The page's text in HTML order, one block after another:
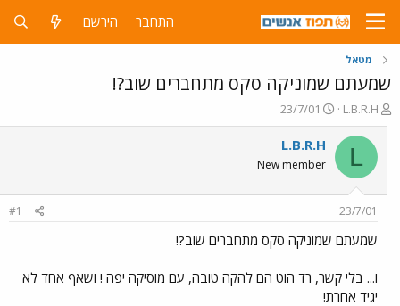
התחבר הירשם
מטאל
שמעתם שמוניקה סקס מתחברים שוב?!
פ
ו
ת
ח
ה
ש
א
L.B.R.H
פ
ו
ר
ם
ר
23/7/01
L
L.B.R.H
New member
23/7/01
#1
שמעתם שמוניקה סקס מתחברים שוב?!
ו... בלי קשר, רד הוט הם להקה טובה, עם מוסיקה יפה ! ושאף אחד לא
יגיד אחרת!